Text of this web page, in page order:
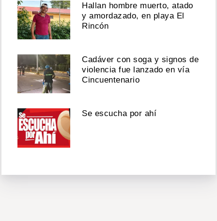
Hallan hombre muerto, atado
y amordazado, en playa El
Rincón
Cadáver con soga y signos de
violencia fue lanzado en vía
Cincuentenario
Se escucha por ahí